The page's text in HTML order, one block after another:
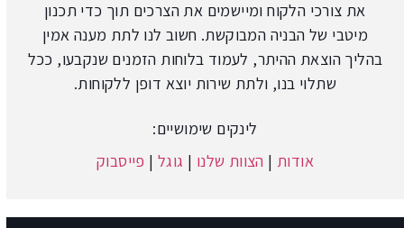
את צורכי הלקוח ומיישמים את הצרכים תוך כדי תכנון
מיטבי של הבניה המבוקשת. חשוב לנו לתת מענה אמין
בהליך הוצאת ההיתר, לעמוד בלוחות הזמנים שנקבעו, ככל
שתלוי בנו, ולתת שירות יוצא דופן ללקוחות.
לינקים שימושיים:
אודות | הצוות שלנו | גוגל | פייסבוק